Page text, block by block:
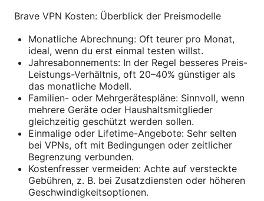
Brave VPN Kosten: Überblick der Preismodelle
Monatliche Abrechnung: Oft teurer pro Monat,
ideal, wenn du erst einmal testen willst.
Jahresabonnements: In der Regel besseres Preis-
Leistungs-Verhältnis, oft 20–40% günstiger als
das monatliche Modell.
Familien- oder Mehrgerätespläne: Sinnvoll, wenn
mehrere Geräte oder Haushaltsmitglieder
gleichzeitig geschützt werden sollen.
Einmalige oder Lifetime-Angebote: Sehr selten
bei VPNs, oft mit Bedingungen oder zeitlicher
Begrenzung verbunden.
Kostenfresser vermeiden: Achte auf versteckte
Gebühren, z. B. bei Zusatzdiensten oder höheren
Geschwindigkeitsoptionen.